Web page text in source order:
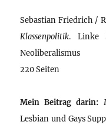
Sebastian Friedrich /
Klassenpolitik. Linke
Neoliberalismus
220 Seiten
Mein Beitrag darin:
Lesbian und Gays